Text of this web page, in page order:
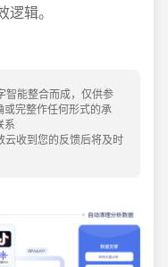
辑。
智能整合而成，仅供参
完整作任何形式的承
系
收到您的反馈后将及时